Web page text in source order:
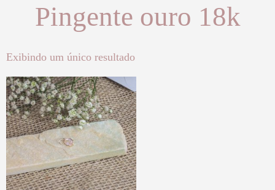
Pingente ouro 18k
Exibindo um único resultado